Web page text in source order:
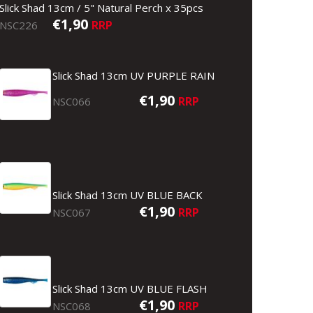
Slick Shad 13cm / 5" Natural Perch x 35pcs
NSC226
€1,90 RRP
Slick Shad 13cm UV PURPLE RAIN
NSC066
€1,90 RRP
Slick Shad 13cm UV BLUE BACK
NSC067
€1,90 RRP
Slick Shad 13cm UV BLUE FLASH
NSC068
€1,90 RRP